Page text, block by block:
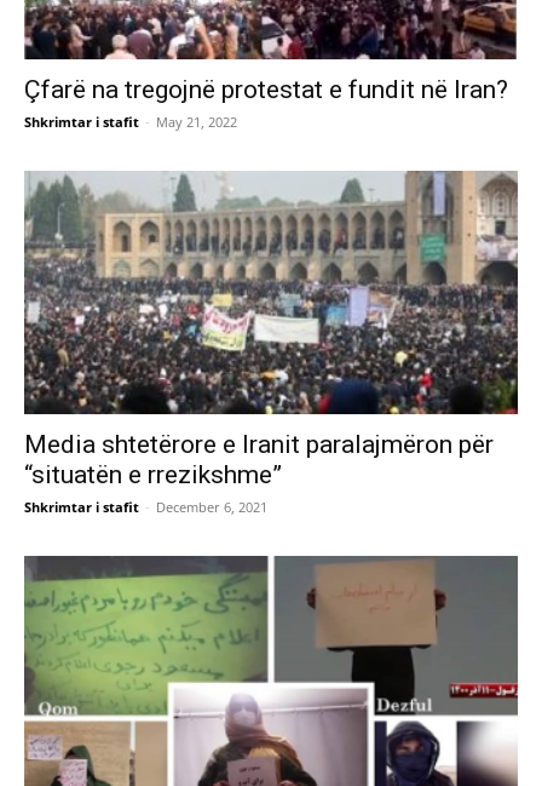
Çfarë na tregojnë protestat e fundit në Iran?
Shkrimtar i stafit - May 21, 2022
Media shtetërore e Iranit paralajmëron për
“situatën e rrezikshme”
Shkrimtar i stafit - December 6, 2021